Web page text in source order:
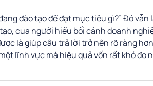
đào tạo để đạt mục tiêu gì?” Đó vẫn
của người hiểu bối cảnh doanh
là giúp câu trả lời trở nên rõ ràng
lĩnh vực mà hiệu quả vốn rất khó đo